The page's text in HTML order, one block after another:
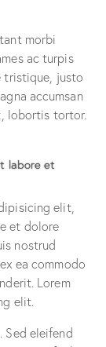
morbi
ac turpis
tristique, justo
accumsan
lobortis tortor.
labore et
elit,
et dolore
nostrud
ea commodo
Lorem
elit.
eleifend